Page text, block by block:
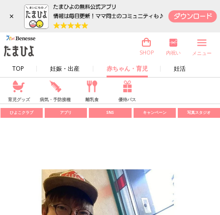
×
TOP 妊娠・出産 赤ちゃん・育児 妊活
SHOP 内祝い メニュー
育児グッズ 病気・予防接種 離乳食 優待パス
ひよこクラブ アプリ SNS キャンペーン 写真スタジオ